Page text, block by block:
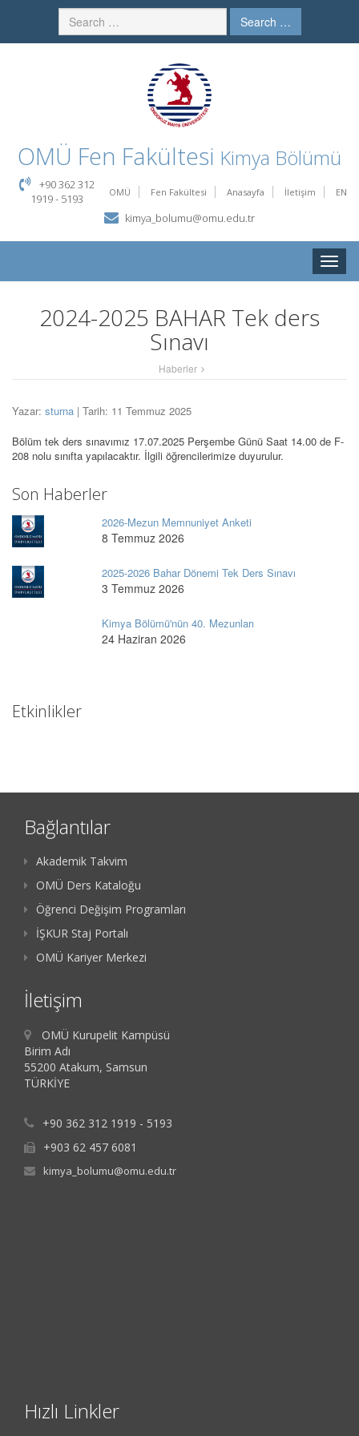
Search …
OMÜ Fen Fakültesi Kimya Bölümü
OMÜ Fen Fakültesi Anasayfa İletişim EN
+90 362 312
1919 - 5193
kimya_bolumu@omu.edu.tr
Toggle
2024-2025 BAHAR Tek ders
Sınavı
Haberler
Yazar: sturna | Tarih: 11 Temmuz 2025
Bölüm tek ders sınavımız 17.07.2025 Perşembe Günü Saat 14.00 de F-
208 nolu sınıfta yapılacaktır. İlgili öğrencilerimize duyurulur.
Son Haberler
2026-Mezun Memnuniyet Anketi
8 Temmuz 2026
2025-2026 Bahar Dönemi Tek Ders Sınavı
3 Temmuz 2026
Kimya Bölümü'nün 40. Mezunları
24 Haziran 2026
Etkinlikler
Bağlantılar
Akademik Takvim
OMÜ Ders Kataloğu
Öğrenci Değişim Programları
İŞKUR Staj Portalı
OMÜ Kariyer Merkezi
İletişim
OMÜ Kurupelit Kampüsü
Birim Adı
55200 Atakum, Samsun
TÜRKİYE
+90 362 312 1919 - 5193
+903 62 457 6081
kimya_bolumu@omu.edu.tr
Hızlı Linkler